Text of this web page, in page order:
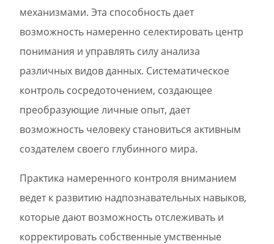
механизмами. Эта способность дает
возможность намеренно селектировать центр
понимания и управлять силу анализа
различных видов данных. Систематическое
контроль сосредоточением, создающее
преобразующие личные опыт, дает
возможность человеку становиться активным
создателем своего глубинного мира.
Практика намеренного контроля вниманием
ведет к развитию надпознавательных навыков,
которые дают возможность отслеживать и
корректировать собственные умственные